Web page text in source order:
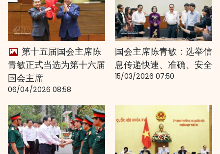
第十五届国会主席陈
青敏正式当选为第十六届
国会主席
06/04/2026 08:58
国会主席陈青敏：选举信
息传递快速、准确、安全
15/03/2026 07:50